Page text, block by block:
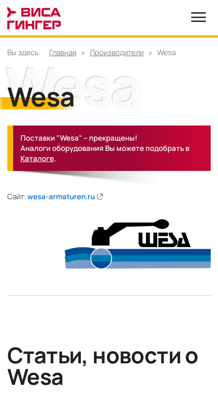
Вы здесь: Главная » Производители » Wesa
Wesa
Поставки "Wesa" – прекращены!
Аналоги оборудования Вы можете подобрать в
Каталоге.
Сайт:wesa-armaturen.ru
Статьи, новости о
Wesa